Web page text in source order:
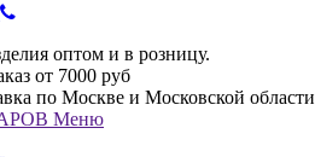
оптом и в розницу.
от 7000 руб
по Москве и Московской области
Меню